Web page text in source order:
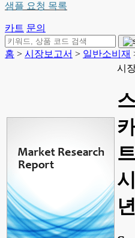
샘플 요청 목록
카트 문의
홈 > 시장보고서 > 일반소비재
시